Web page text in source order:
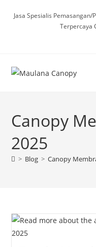
Jasa Spesialis
Terpercaya
Canopy
2025
> Blog > Canopy